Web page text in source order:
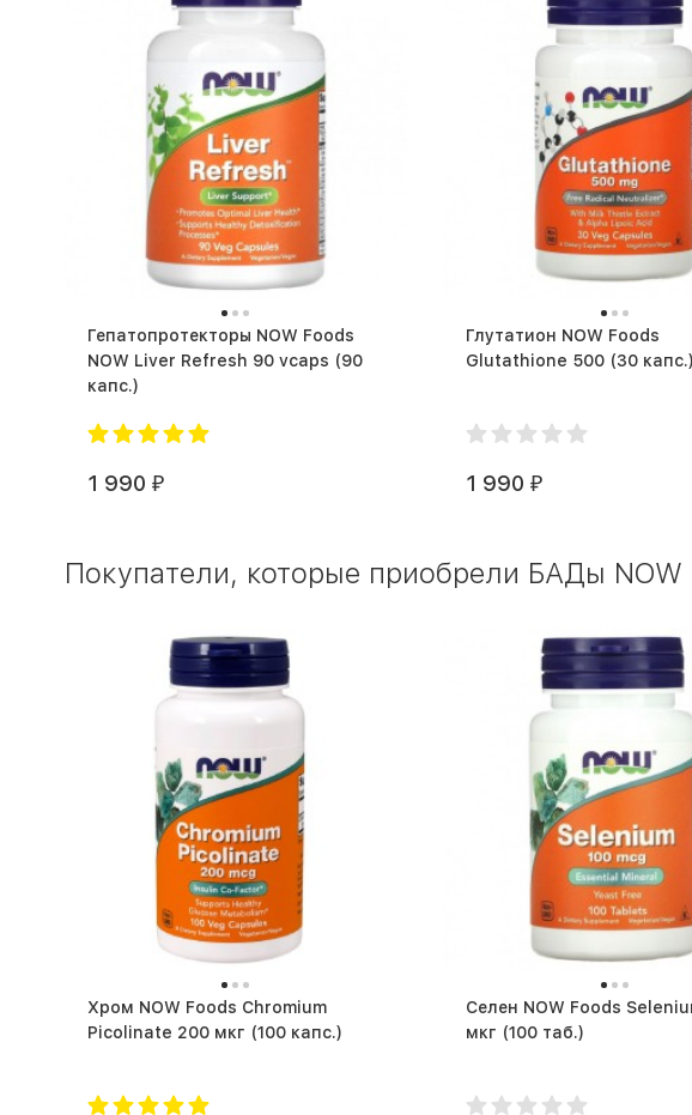
Гепатопротекторы NOW Foods
NOW Liver Refresh 90 vcaps (90
капс.)
1 990 ₽
Глутатион NOW Foods
Glutathione 500 (30 капс.)
1 990 ₽
Покупатели, которые приобрели БАДы
Хром NOW Foods Chromium
Picolinate 200 мкг (100 капс.)
Селен NOW Foods
мкг (100 таб.)